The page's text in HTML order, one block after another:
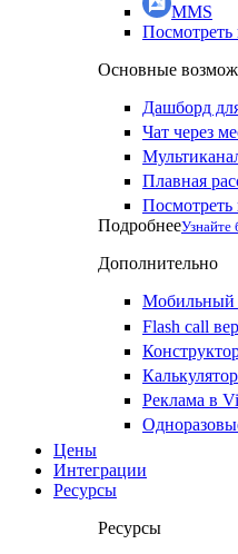
MMS
Посмотреть
Основные
Дашборд
Чат через
Плавная
Посмотреть
ПодробнееУзнайте
Дополнительно
Мобильный
Flash call
Реклама в
Цены
Интеграции
Ресурсы
Ресурсы